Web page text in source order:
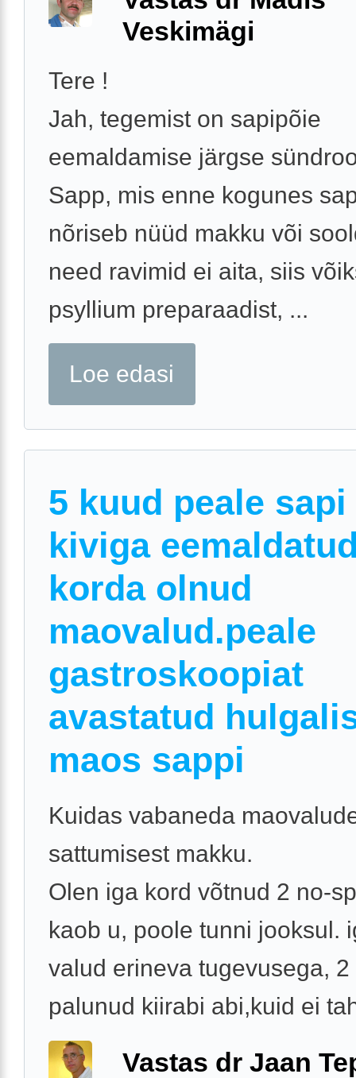
Veskimägi
Tere !
Jah, tegemist on sapipõie
eemaldamise järgse
Sapp, mis enne kogunes
nõriseb nüüd makku või
need ravimid ei aita, siis
psyllium preparaadist, ...
Loe edasi
5 kuud peale
kiviga
korda olnud
maovalud.peale
gastroskoopiat
avastatud
maos sappi
Kuidas vabaneda
sattumisest makku.
Olen iga kord võtnud 2 no-
kaob u, poole tunni jooksul.
valud erineva tugevusega, 2
palunud kiirabi abi,kuid ei
Vastas dr Jaan